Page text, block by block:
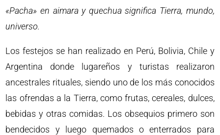
«Pacha» en aimara y quechua significa Tierra, mundo,
universo.
Los festejos se han realizado en Perú, Bolivia, Chile y
Argentina donde lugareños y turistas realizaron
ancestrales rituales, siendo uno de los más conocidos
las ofrendas a la Tierra, como frutas, cereales, dulces,
bebidas y otras comidas. Los obsequios primero son
bendecidos y luego quemados o enterrados para